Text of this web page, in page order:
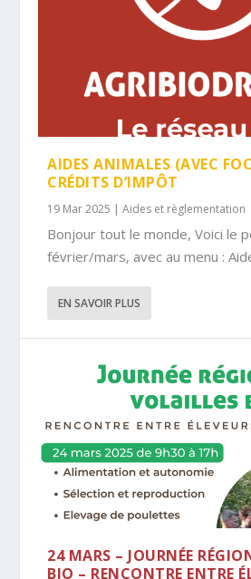
AIDES ANIMALES (AVEC
CRÉDITS D’IMPÔT
19 Mar 2025 |Aides et règlementation
Bonjour tout le monde, Voici le
février/mars, avec au menu :
EN SAVOIR PLUS
24 MARS – JOURNÉE
BIO – RENCONTRE ENTRE